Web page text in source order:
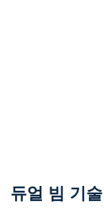
듀얼 빔 기술